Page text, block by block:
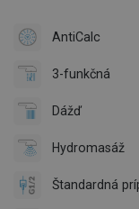
AntiCalc
3-funkčná
Dážď
Hydromasáž
Štandardná